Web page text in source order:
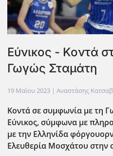
Εύνικος - Κοντά
Γωγώς Σταμάτη
19 Μαΐου 2023 | Αναστάσης
Κοντά σε συμφωνία με τη
Εύνικος, σύμφωνα με
με την Ελληνίδα
Ελευθερία Μοσχάτου